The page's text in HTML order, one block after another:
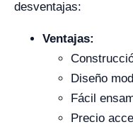
desventajas:
Ventajas:
Diseño
Fácil
Precio